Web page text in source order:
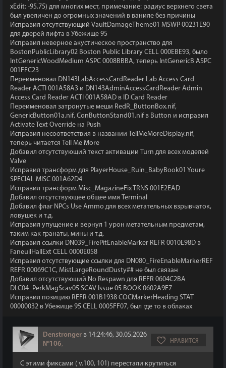
xEdit: -95.75) для многих мест, примечание: радиус верхнего света
был увеличен до огромных значений в ваниле без причины
Исправил отсутствующий VaultDamageTheme01 MSWP 00231E90
для дверей лифта в Убежище 95
Исправил неверное акустическое пространство для
BostonPublicLibrary02 Boston Public Library CELL 000EBE93, было
IntGenericWoodMedium ASPC 0008BBBA, теперь IntGenericB ASPC
001FFC23
Переименовал DN143LabAccessCardReader Lab Access Card
Reader ACTI 001A58A3 и DN143AdminAccessCardReader Admin
Access Card Reader ACTI 001A58AD в ID Card Reader
Переименовал затронутые меши RedR_ButtonBox.nif,
GenericButton01a.nif, ConButtonStand01.nif в Button и исправил
Activate Text Override на Push
Исправил несоответствия в названии TellMeMoreDisplay.nif,
теперь читается Tell Me More
Добавил отсутствующий текст активации Turn для всех моделей
Valve
Исправил трансформ для PlayerHouse_Ruin_BabyBook01 Youre
SPECIAL MISC 001A62D4
Исправил трансформ Misc_MagazineFix TRNS 001E2EAD
Добавил отсутствующее общее имя Terminal
Добавил флаг NPCs Use Ammo для всех метательных взрывчаток,
ловушек и т.д.
Исправил упущение и вернул 1 урон метательным предметам,
таким как гранаты, мины и т.д.
Исправил ссылки DN039_FirePitEnableMarker REFR 0010E98D в
FaneuilHallExt CELL 0000E058
Исправил отсутствующие ссылки для DN080_FireEnableMarkerREF
REFR 00069C1C, MistLargeRoundDusty## не был связан
Добавил отсутствующий No Respawn для REFR 0604C2BA
DLC04_PerkMagScav05 SCAV Issue 05 BOOK 0602A9F7
Исправил позицию REFR 001B1938 COCMarkerHeading STAT
00000032 в Убежище 95 CELL 0005FF07, был где то в облаках
Denstronger в 14:24:46, 30.05.2026
№106, НРАВИТСЯ
С этими фиксами ( v.100, 101) перестали крутиться